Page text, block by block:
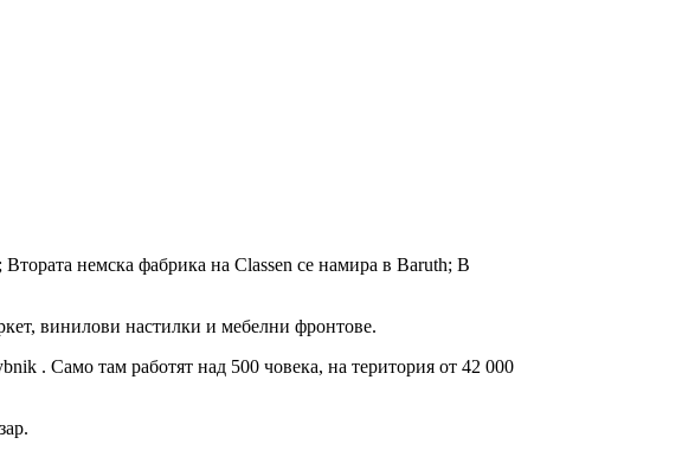
немска фабрика на Classen се намира в Baruth; В
винилови настилки и мебелни фронтове.
. Само там работят над 500 човека, на територия от 42 000